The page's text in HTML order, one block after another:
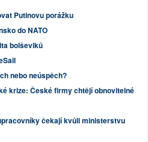
Putinovu porážku
do NATO
bolševiků
nebo neúspěch?
krize: České firmy chtějí obnovitelné
čekají kvůli ministerstvu